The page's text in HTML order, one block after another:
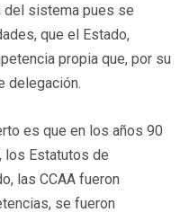
del sistema pues se
que el Estado,
propia que, por su
delegación.
es que en los años 90
los Estatutos de
las CCAA fueron
se fueron